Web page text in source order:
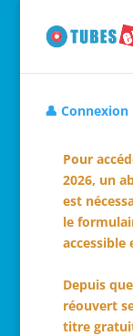
👤 Connexion
Pour
2026, un
est
le
accessible
Depuis
réouvert
titre